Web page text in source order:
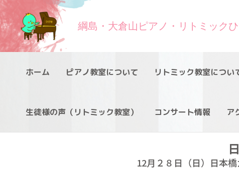
綱島・大倉山ピアノ・リトミック
ホーム ピアノ教室について リトミック教室につい
生徒様の声（リトミック教室） コンサート情報 ア
12月２８日（日）日本